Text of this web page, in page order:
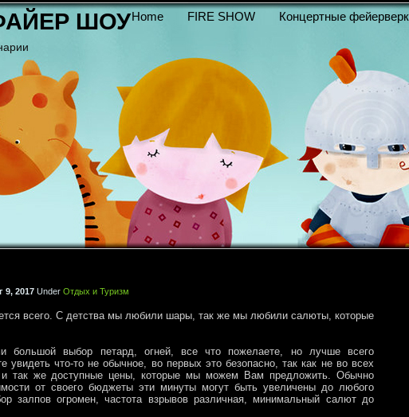
ШОУHome FIRE SHOW Концертные
9, 2017 Under Отдых и Туризм
всего. С детства мы любили шары, так же мы любили салюты, которые
большой выбор петард, огней, все что пожелаете, но лучше всего
увидеть что-то не обычное, во первых это безопасно, так как не во всех
и так же доступные цены, которые мы можем Вам предложить. Обычно
от своего бюджеты эти минуты могут быть увеличены до любого
залпов огромен, частота взрывов различная, минимальный салют до